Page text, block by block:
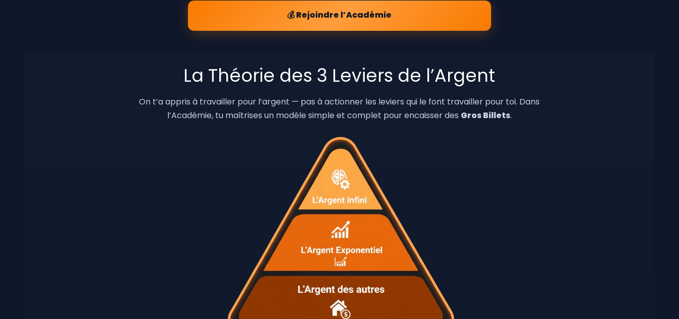
💰 Rejoindre l’Académie
La Théorie des 3 Leviers de l’Argent
On t’a appris à travailler pour l’argent — pas à actionner les leviers qui le font travailler pour toi. Dans
l’Académie, tu maîtrises un modèle simple et complet pour encaisser des Gros Billets.